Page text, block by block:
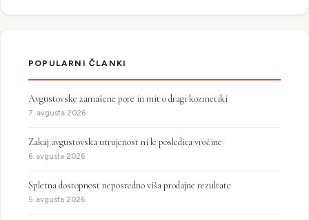
POPULARNI ČLANKI
Avgustovske zamašene pore in mit o dragi kozmetiki
7. avgusta 2026
Zakaj avgustovska utrujenost ni le posledica vročine
6. avgusta 2026
Spletna dostopnost neposredno viša prodajne rezultate
5. avgusta 2026